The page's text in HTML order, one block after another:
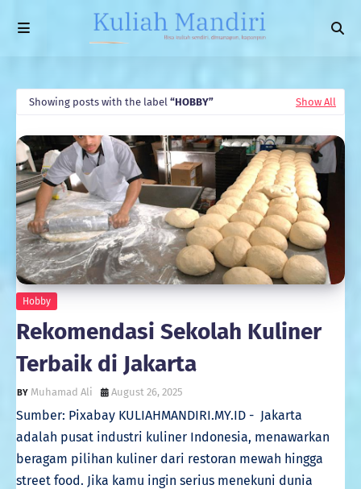
Showing posts with the label HOBBY Show All
Hobby
Rekomendasi Sekolah Kuliner
Terbaik di Jakarta
Muhamad Ali August 26, 2025
Sumber: Pixabay KULIAHMANDIRI.MY.ID - Jakarta
adalah pusat industri kuliner Indonesia, menawarkan
beragam pilihan kuliner dari restoran mewah hingga
street food. Jika kamu ingin serius menekuni dunia